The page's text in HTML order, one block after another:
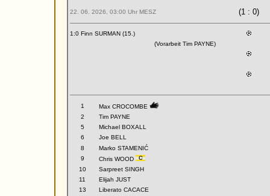
22. 06. 2026, 03:00 Uhr MESZ (1 : 0)
1:0 Finn SURMAN (15.)
(Vorarbeit Tim PAYNE)
1
Max CROCOMBE
2
Tim PAYNE
5
Michael BOXALL
6
Joe BELL
8
Marko STAMENIĆ
9
Chris WOOD
10
Sarpreet SINGH
11
Elijah JUST
13
Liberato CACACE